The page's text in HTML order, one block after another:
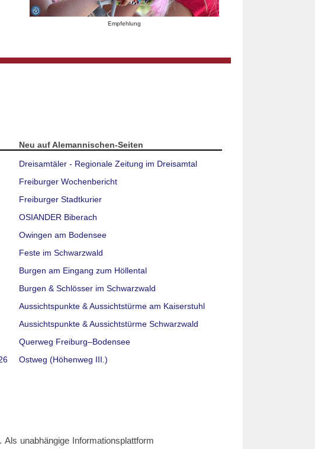
Empfehlung
Neu auf Alemannischen-Seiten
Dreisamtäler - Regionale Zeitung im Dreisamtal
Freiburger Wochenbericht
Freiburger Stadtkurier
OSIANDER Biberach
Owingen am Bodensee
Feste im Schwarzwald
Burgen am Eingang zum Höllental
Burgen & Schlösser im Schwarzwald
Aussichtspunkte & Aussichtstürme am Kaiserstuhl
Aussichtspunkte & Aussichtstürme Schwarzwald
Querweg Freiburg–Bodensee
Ostweg (Höhenweg III.)
unabhängige Informationsplattform